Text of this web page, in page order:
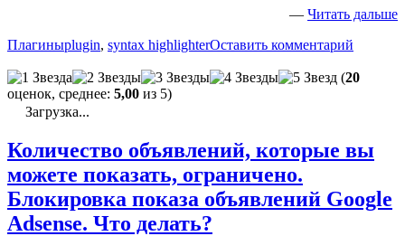
— Читать дальше
Плагиныplugin, syntax highlighterОставить комментарий
(20
оценок, среднее: 5,00 из 5)
Загрузка...
Количество объявлений, которые вы
можете показать, ограничено.
Блокировка показа объявлений Google
Adsense. Что делать?